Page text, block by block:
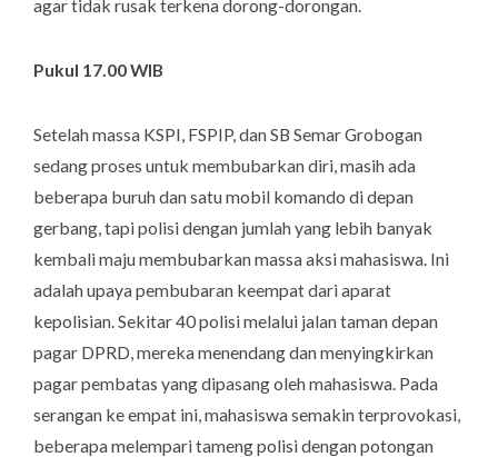
agar tidak rusak terkena dorong-dorongan.
Pukul 17.00 WIB
Setelah massa KSPI, FSPIP, dan SB Semar Grobogan
sedang proses untuk membubarkan diri, masih ada
beberapa buruh dan satu mobil komando di depan
gerbang, tapi polisi dengan jumlah yang lebih banyak
kembali maju membubarkan massa aksi mahasiswa. Ini
adalah upaya pembubaran keempat dari aparat
kepolisian. Sekitar 40 polisi melalui jalan taman depan
pagar DPRD, mereka menendang dan menyingkirkan
pagar pembatas yang dipasang oleh mahasiswa. Pada
serangan ke empat ini, mahasiswa semakin terprovokasi,
beberapa melempari tameng polisi dengan potongan